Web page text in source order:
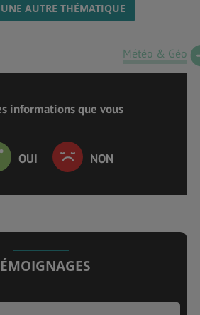
AUTRE THÉMATIQUE
Météo & Géo
informations que vous
OUI NON